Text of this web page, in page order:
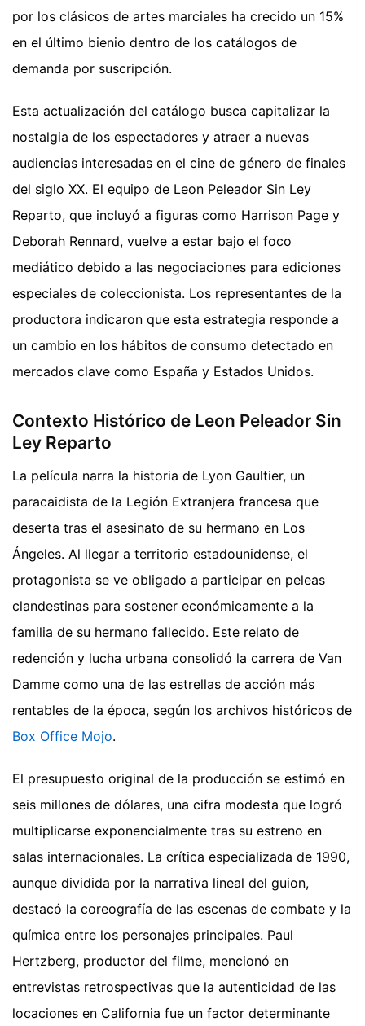
por los clásicos de artes marciales ha crecido un 15%
en el último bienio dentro de los catálogos de
demanda por suscripción.
Esta actualización del catálogo busca capitalizar la
nostalgia de los espectadores y atraer a nuevas
audiencias interesadas en el cine de género de finales
del siglo XX. El equipo de Leon Peleador Sin Ley
Reparto, que incluyó a figuras como Harrison Page y
Deborah Rennard, vuelve a estar bajo el foco
mediático debido a las negociaciones para ediciones
especiales de coleccionista. Los representantes de la
productora indicaron que esta estrategia responde a
un cambio en los hábitos de consumo detectado en
mercados clave como España y Estados Unidos.
Contexto Histórico de Leon Peleador Sin
Ley Reparto
La película narra la historia de Lyon Gaultier, un
paracaidista de la Legión Extranjera francesa que
deserta tras el asesinato de su hermano en Los
Ángeles. Al llegar a territorio estadounidense, el
protagonista se ve obligado a participar en peleas
clandestinas para sostener económicamente a la
familia de su hermano fallecido. Este relato de
redención y lucha urbana consolidó la carrera de Van
Damme como una de las estrellas de acción más
rentables de la época, según los archivos históricos de
Box Office Mojo.
El presupuesto original de la producción se estimó en
seis millones de dólares, una cifra modesta que logró
multiplicarse exponencialmente tras su estreno en
salas internacionales. La crítica especializada de 1990,
aunque dividida por la narrativa lineal del guion,
destacó la coreografía de las escenas de combate y la
química entre los personajes principales. Paul
Hertzberg, productor del filme, mencionó en
entrevistas retrospectivas que la autenticidad de las
locaciones en California fue un factor determinante